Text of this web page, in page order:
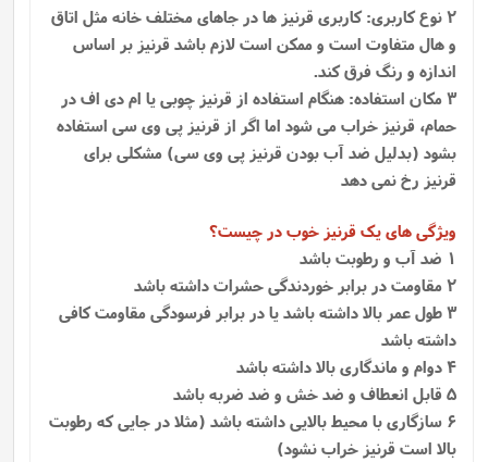
2 نوع کاربری: کاربری قرنیز ها در جاهای مختلف خانه مثل اتاق
و هال متفاوت است و ممکن است لازم باشد قرنیز بر اساس
اندازه و رنگ فرق کند.
3 مکان استفاده: هنگام استفاده از قرنیز چوبی یا ام دی اف در
حمام، قرنیز خراب می شود اما اگر از قرنیز پی وی سی استفاده
بشود (بدلیل ضد آب بودن قرنیز پی وی سی) مشکلی برای
قرنیز رخ نمی دهد
ویژگی های یک قرنیز خوب در چیست؟
1 ضد آب و رطوبت باشد
2 مقاومت در برابر خوردندگی حشرات داشته باشد
3 طول عمر بالا داشته باشد یا در برابر فرسودگی مقاومت کافی
داشته باشد
4 دوام و ماندگاری بالا داشته باشد
5 قابل انعطاف و ضد خش و ضد ضربه باشد
6 سازگاری با محیط بالایی داشته باشد (مثلا در جایی که رطوبت
بالا است قرنیز خراب نشود)